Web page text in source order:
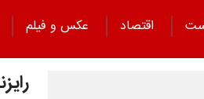
اقتصاد عکس و فیلم